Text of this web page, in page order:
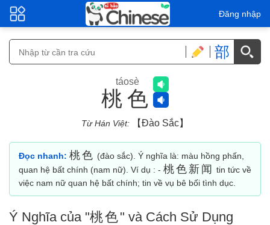
Đăng nhập
部
桃色
táosè
Từ Hán Việt: 【đào Sắc】
Đọc nhanh: 桃色 (đào sắc). Ý nghĩa là: màu hồng phấn,
quan hệ bất chính (nam nữ). Ví dụ : - 桃色新闻
tin tức về
việc nam nữ quan hệ bất chính; tin về vụ bê bối tình dục.
Ý Nghĩa của "桃色" và Cách Sử Dụng